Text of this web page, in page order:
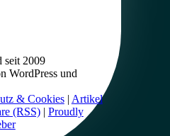
2009
WordPress und
& Cookies| Artikel
(RSS)| Proudly